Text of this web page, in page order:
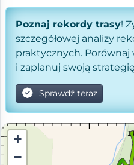
Poznaj rekordy trasy!
szczegółowej analizy
praktycznych.
i zaplanuj swoją
Sprawdź teraz
+
−